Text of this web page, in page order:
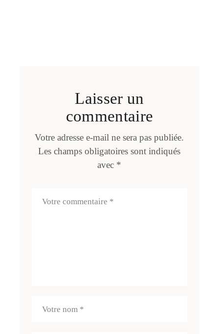
Laisser un
commentaire
Votre adresse e-mail ne sera pas publiée.
Les champs obligatoires sont indiqués
avec *